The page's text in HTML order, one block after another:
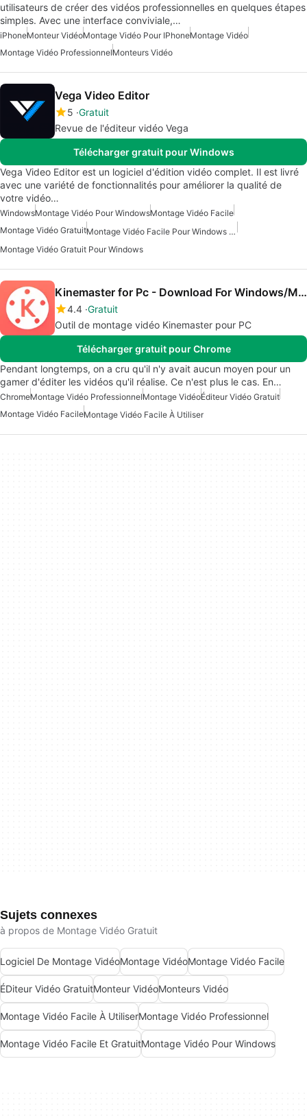
utilisateurs de créer des vidéos professionnelles en quelques étapes
simples. Avec une interface conviviale,…
iPhoneMonteur VidéoMontage Vidéo Pour IPhoneMontage Vidéo
Montage Vidéo ProfessionnelMonteurs Vidéo
Vega Video Editor
5 Gratuit
Revue de l'éditeur vidéo Vega
Télécharger gratuit pour Windows
Vega Video Editor est un logiciel d'édition vidéo complet. Il est livré
avec une variété de fonctionnalités pour améliorer la qualité de
votre vidéo…
WindowsMontage Vidéo Pour WindowsMontage Vidéo Facile
Montage Vidéo Gratuit
Montage Vidéo Facile Pour Windows Gratuit
Montage Vidéo Gratuit Pour Windows
Kinemaster for Pc - Download For Windows/Mac
4.4 Gratuit
Outil de montage vidéo Kinemaster pour PC
Télécharger gratuit pour Chrome
Pendant longtemps, on a cru qu'il n'y avait aucun moyen pour un
gamer d'éditer les vidéos qu'il réalise. Ce n'est plus le cas. En…
ChromeMontage Vidéo ProfessionnelMontage VidéoÉditeur Vidéo Gratuit
Montage Vidéo FacileMontage Vidéo Facile À Utiliser
Sujets connexes
à propos de Montage Vidéo Gratuit
Logiciel De Montage VidéoMontage VidéoMontage Vidéo Facile
ÉDiteur Vidéo GratuitMonteur VidéoMonteurs Vidéo
Montage Vidéo Facile À UtiliserMontage Vidéo Professionnel
Montage Vidéo Facile Et GratuitMontage Vidéo Pour Windows